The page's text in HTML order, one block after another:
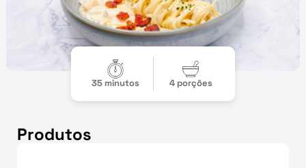
35 minutos 4 porções
Produtos